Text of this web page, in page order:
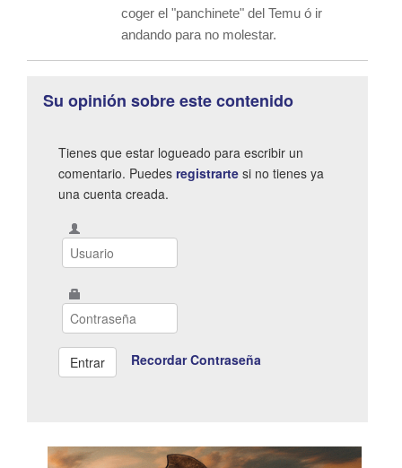
coger el "panchinete" del Temu ó ir
andando para no molestar.
Su opinión sobre este contenido
Tienes que estar logueado para escribir un
comentario. Puedes registrarte si no tienes ya
una cuenta creada.
Recordar Contraseña